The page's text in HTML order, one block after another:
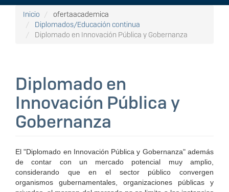
Inicio
ofertaacademica
Diplomados/Educación continua
Diplomado en Innovación Pública y Gobernanza
Diplomado en
Innovación Pública y
Gobernanza
El "Diplomado en Innovación Pública y Gobernanza" además
de contar con un mercado potencial muy amplio,
considerando que en el sector público convergen
organismos gubernamentales, organizaciones públicas y